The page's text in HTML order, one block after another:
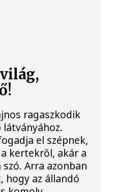
ragaszkodik
el szépnek,
kertekről, akár a
Arra azonban
hogy az állandó